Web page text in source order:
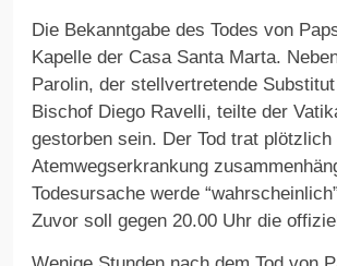
Die Bekanntgabe des Todes von
Kapelle der Casa Santa Marta.
Parolin, der stellvertretende
Bischof Diego Ravelli, teilte der
gestorben sein. Der Tod trat
Atemwegserkrankung
Todesursache werde
Zuvor soll gegen 20.00 Uhr die